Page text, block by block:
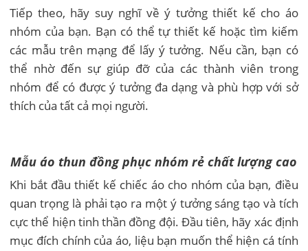
Tiếp theo, hãy suy nghĩ về ý tưởng thiết kế cho áo
nhóm của bạn. Bạn có thể tự thiết kế hoặc tìm kiếm
các mẫu trên mạng để lấy ý tưởng. Nếu cần, bạn có
thể nhờ đến sự giúp đỡ của các thành viên trong
nhóm để có được ý tưởng đa dạng và phù hợp với sở
thích của tất cả mọi người.
Mẫu áo thun đồng phục nhóm rẻ chất lượng cao
Khi bắt đầu thiết kế chiếc áo cho nhóm của bạn, điều
quan trọng là phải tạo ra một ý tưởng sáng tạo và tích
cực thể hiện tinh thần đồng đội. Đầu tiên, hãy xác định
mục đích chính của áo, liệu bạn muốn thể hiện cá tính